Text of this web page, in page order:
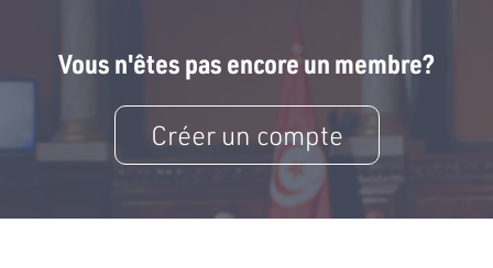
Vous n'êtes pas encore un membre?
Créer un compte